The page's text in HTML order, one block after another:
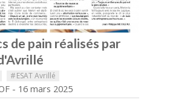
de pain réalisés par
#ESAT Avrillé
- 16 mars 2025